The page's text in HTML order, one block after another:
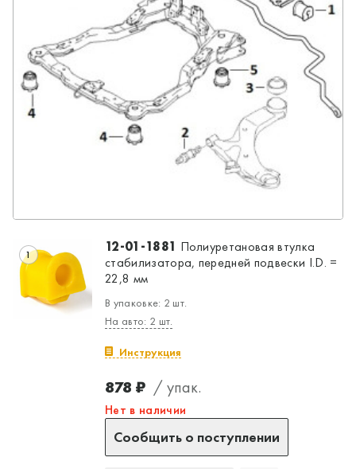
1 12-01-1881 Полиуретановая втулка
стабилизатора, передней подвески I.D. =
22,8 мм
В упаковке: 2 шт.
На авто: 2 шт.
Инструкция
878 ₽ / упак.
Нет в наличии
Сообщить о поступлении